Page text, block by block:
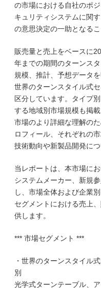
の市場における自社のポ
キュリティシステムに関
の意思決定の一助となる
販売量と売上をベースに
年までの期間のターンス
規模、推計、予想データ
世界のターンスタイル式
区分しています。タイプ
する地域別市場規模も掲載
市場のより詳細な理解の
ロフィール、それぞれの
技術動向や新製品開発に
当レポートは、本市場に
システムメーカー、新規
し、市場全体および企業
セグメントにおける売上
供します。
*** 市場セグメント ***
・世界のターンスタイル
別
光学式ターンテーブル、